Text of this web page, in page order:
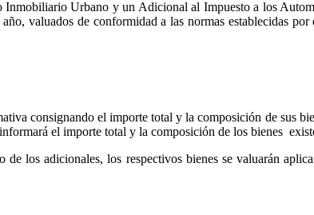
Urbano y un Adicional al Impuesto a los
valuados de conformidad a las normas establecidas
consignando el importe total y la composición de sus
el importe total y la composición de los bienes
los adicionales, los respectivos bienes se valuarán